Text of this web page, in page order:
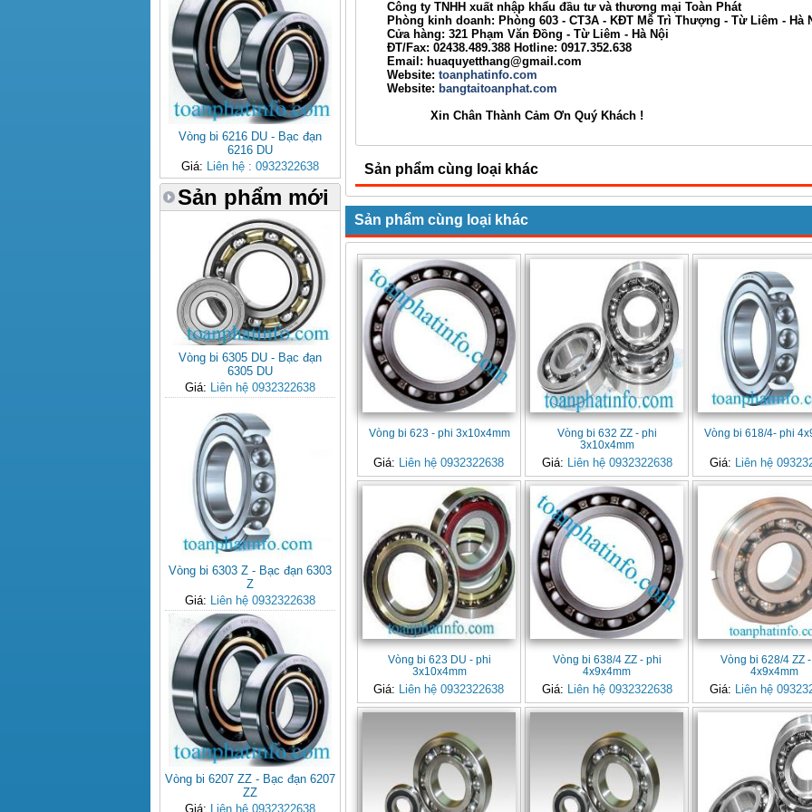
Vòng bi 6216 DU - Bạc đạn
6216 DU
Giá: Liên hệ : 0932322638
Sản phẩm mới
Vòng bi 6305 DU - Bạc đạn
6305 DU
Giá: Liên hệ 0932322638
Vòng bi 6303 Z - Bạc đạn 6303
Z
Giá:
Liên hệ 0932322638
Vòng bi 6207 ZZ - Bạc đạn 6207
ZZ
Giá:
Liên hệ 0932322638
Công ty TNHH xuất nhập khẩu đầu tư và thương mại Toàn Phát
Phòng kinh doanh: Phòng 603 - CT3A - KĐT Mễ Trì Thượng - Từ Liêm - Hà
Cửa hàng: 321 Phạm Văn Đồng - Từ Liêm - Hà Nội
ĐT/Fax: 02438.489.388 Hotline: 0917.352.638
Email: huaquyetthang@gmail.com
Website: toanphatinfo.com
Website: bangtaitoanphat.com
Xin Chân Thành Cảm Ơn Quý Khách !
Sản phẩm cùng loại khác
Sản phẩm cùng loại khác
Vòng bi 623 - phi 3x10x4mm
Giá: Liên hệ 0932322638
Vòng bi 632 ZZ - phi
3x10x4mm
Giá: Liên hệ 0932322638
Vòng bi 618/4- phi
Giá: Liên hệ
Vòng bi 623 DU - phi
3x10x4mm
Giá: Liên hệ 0932322638
Vòng bi 638/4 ZZ - phi
4x9x4mm
Giá: Liên hệ 0932322638
Vòng bi 628/4 ZZ
4x9x4mm
Giá: Liên hệ